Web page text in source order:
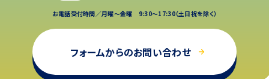
お電話受付時間／月曜〜金曜 9:30〜17:30（土日祝を除く）
フォームからのお問い合わせ